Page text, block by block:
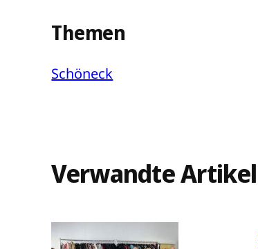
Themen
Schöneck
Verwandte Artikel